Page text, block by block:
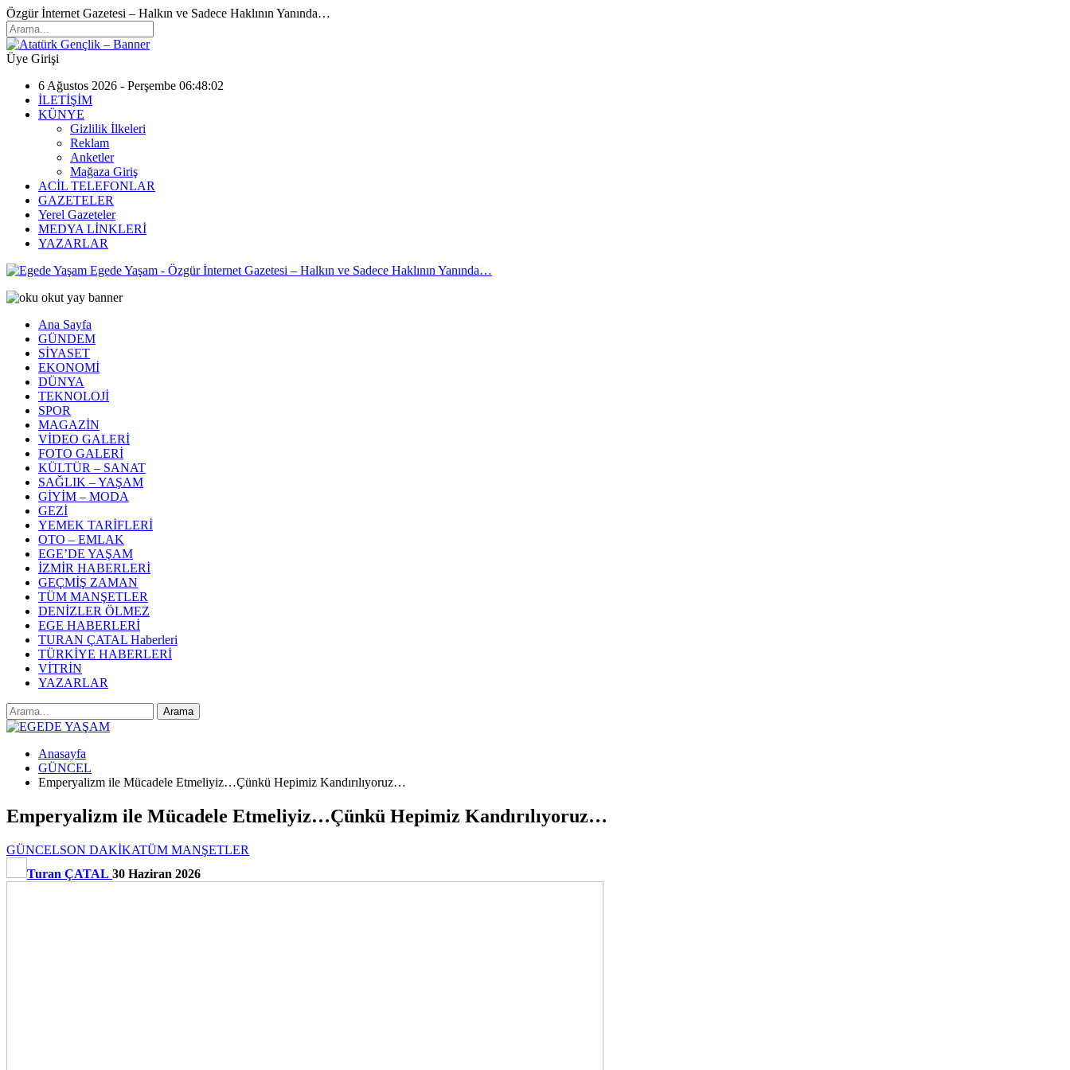
Özgür İnternet Gazetesi – Halkın ve Sadece Haklının Yanında…
Üye Girişi
6 Ağustos 2026 - Perşembe 06:48:02
İLETİŞİM
KÜNYE
Gizlilik İlkeleri
Reklam
Anketler
Mağaza Giriş
ACİL TELEFONLAR
GAZETELER
Yerel Gazeteler
MEDYA LİNKLERİ
YAZARLAR
Egede Yaşam - Özgür İnternet Gazetesi – Halkın ve Sadece Haklının Yanında…
Ana Sayfa
GÜNDEM
SİYASET
EKONOMİ
DÜNYA
TEKNOLOJİ
SPOR
MAGAZİN
VİDEO GALERİ
FOTO GALERİ
KÜLTÜR – SANAT
SAĞLIK – YAŞAM
GİYİM – MODA
GEZİ
YEMEK TARİFLERİ
OTO – EMLAK
EGE’DE YAŞAM
İZMİR HABERLERİ
GEÇMİŞ ZAMAN
TÜM MANŞETLER
DENİZLER ÖLMEZ
EGE HABERLERİ
TURAN ÇATAL Haberleri
TÜRKİYE HABERLERİ
VİTRİN
YAZARLAR
Anasayfa
GÜNCEL
Emperyalizm ile Mücadele Etmeliyiz…Çünkü Hepimiz Kandırılıyoruz…
Emperyalizm ile Mücadele Etmeliyiz…Çünkü Hepimiz Kandırılıyoruz…
GÜNCELSON DAKİKATÜM MANŞETLER
Turan ÇATAL 30 Haziran 2026